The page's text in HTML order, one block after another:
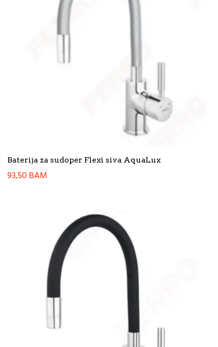
Baterija za sudoper Flexi siva AquaLux
93,50BAM